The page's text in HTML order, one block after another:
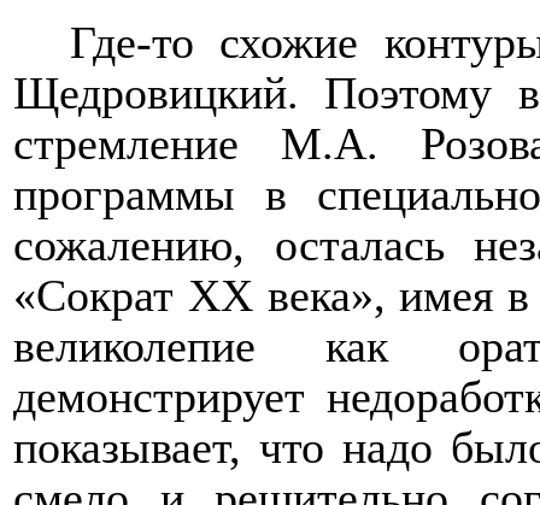
Где-то схожие
Щедровицкий. Поэтому
стремление М.А.
программы в
сожалению, осталась
«Сократ ХХ века», имея
великолепие как
демонстрирует
показывает, что надо